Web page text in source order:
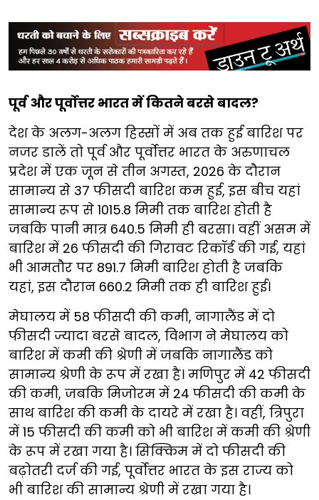
पूर्व और पूर्वोत्तर भारत में कितने बरसे बादल?
देश के अलग-अलग हिस्सों में अब तक हुई बारिश पर
नजर डालें तो पूर्व और पूर्वोत्तर भारत के अरुणाचल
प्रदेश में एक जून से तीन अगस्त, 2026 के दौरान
सामान्य से 37 फीसदी बारिश कम हुई, इस बीच यहां
सामान्य रूप से 1015.8 मिमी तक बारिश होती है
जबकि पानी मात्र 640.5 मिमी ही बरसा। वहीं असम में
बारिश में 26 फीसदी की गिरावट रिकॉर्ड की गई, यहां
भी आमतौर पर 891.7 मिमी बारिश होती है जबकि
यहां, इस दौरान 660.2 मिमी तक ही बारिश हुई।
मेघालय में 58 फीसदी की कमी, नागालैंड में दो
फीसदी ज्यादा बरसे बादल, विभाग ने मेघालय को
बारिश में कमी की श्रेणी में जबकि नागालैंड को
सामान्य श्रेणी के रूप में रखा है। मणिपुर में 42 फीसदी
की कमी, जबकि मिजोरम में 24 फीसदी की कमी के
साथ बारिश की कमी के दायरे में रखा है। वहीं, त्रिपुरा
में 15 फीसदी की कमी को भी बारिश में कमी की श्रेणी
के रूप में रखा गया है। सिक्किम में दो फीसदी की
बढ़ोतरी दर्ज की गई, पूर्वोत्तर भारत के इस राज्य को
भी बारिश की सामान्य श्रेणी में रखा गया है।